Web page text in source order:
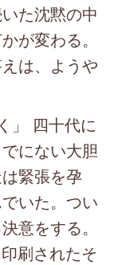
た沈黙の中
が変わる。
は、ようや
」 四十代に
にない大胆
緊張を孕
いた。つい
意をする。
刷されたそ